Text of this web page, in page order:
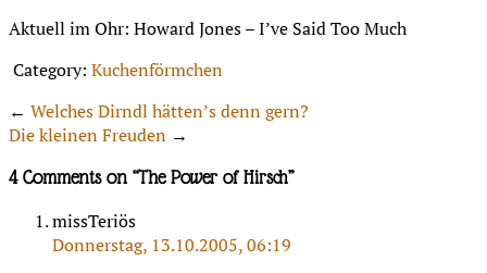
Aktuell im Ohr: Howard Jones – I’ve Said Too Much
Category: Kuchenförmchen
← Welches Dirndl hätten’s denn gern?
Die kleinen Freuden →
4 Comments on “The Power of Hirsch”
missTeriös
Donnerstag, 13.10.2005, 06:19